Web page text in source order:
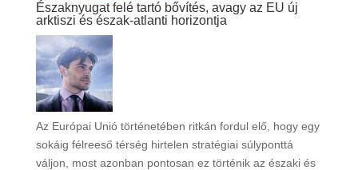
Északnyugat felé tartó bővítés, avagy az EU új
arktiszi és észak-atlanti horizontja
Az Európai Unió történetében ritkán fordul elő, hogy egy
sokáig félreeső térség hirtelen stratégiai súlyponttá
váljon, most azonban pontosan ez történik az északi és